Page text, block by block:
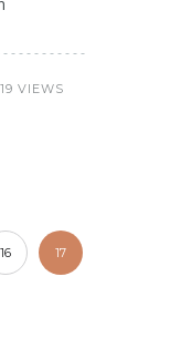
VIEWS
16 17